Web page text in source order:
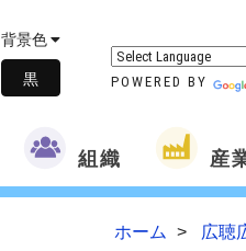
背景色
POWERED BY
組織 産
ホーム 広聴